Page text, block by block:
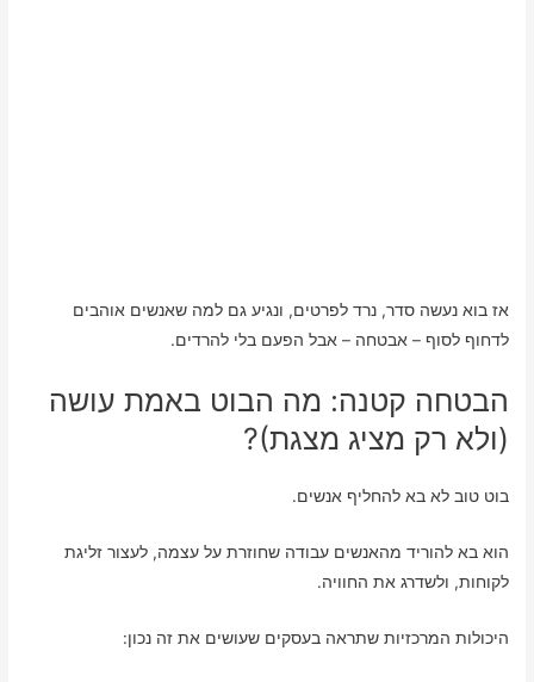
אז בוא נעשה סדר, נרד לפרטים, ונגיע גם למה שאנשים אוהבים
לדחוף לסוף – אבטחה – אבל הפעם בלי להרדים.
הבטחה קטנה: מה הבוט באמת עושה
(ולא רק מציג מצגת)?
בוט טוב לא בא להחליף אנשים.
הוא בא להוריד מהאנשים עבודה שחוזרת על עצמה, לעצור זליגת
לקוחות, ולשדרג את החוויה.
היכולות המרכזיות שתראה בעסקים שעושים את זה נכון: